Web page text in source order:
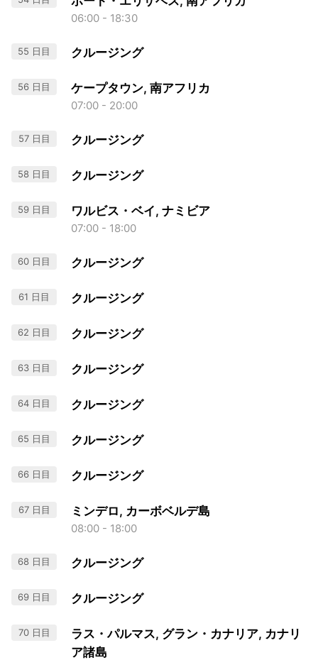
06:00 - 18:30
55 日目 クルージング
56 日目 ケープタウン, 南アフリカ
07:00 - 20:00
57 日目 クルージング
58 日目 クルージング
59 日目 ワルビス・ベイ, ナミビア
07:00 - 18:00
60 日目 クルージング
61 日目 クルージング
62 日目 クルージング
63 日目 クルージング
64 日目 クルージング
65 日目 クルージング
66 日目 クルージング
67 日目 ミンデロ, カーボベルデ島
08:00 - 18:00
68 日目 クルージング
69 日目 クルージング
70 日目
ラス・パルマス, グラン・カナリア, カナリ
ア諸島